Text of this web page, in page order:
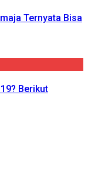
Ternyata Bisa
Berikut